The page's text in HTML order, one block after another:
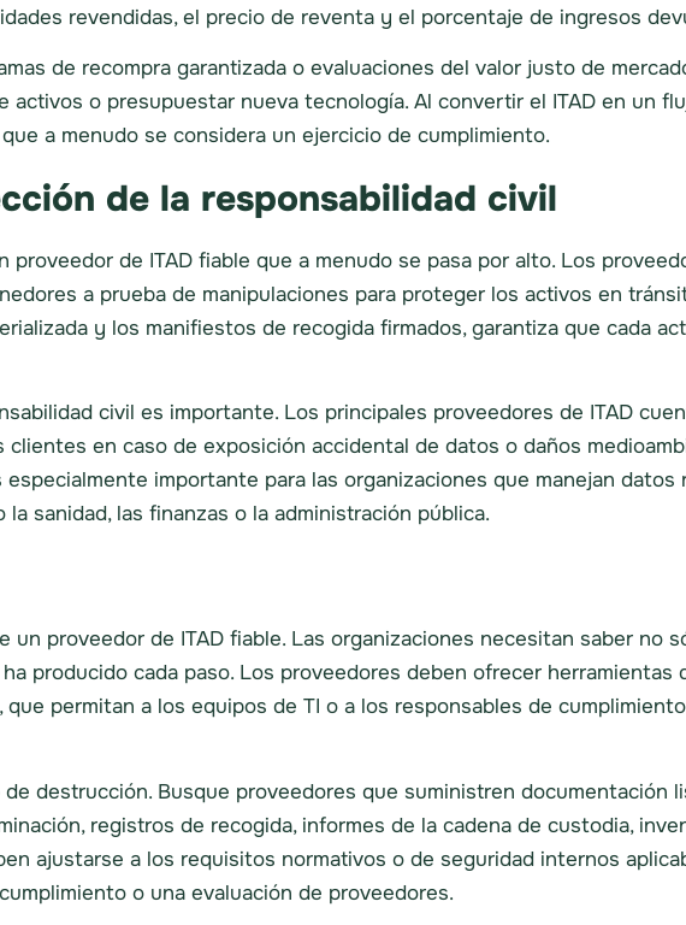
revendidas, el precio de reventa y el porcentaje de ingresos
de recompra garantizada o evaluaciones del valor justo de
o presupuestar nueva tecnología. Al convertir el ITAD en un
a menudo se considera un ejercicio de cumplimiento.
de la responsabilidad civil
de ITAD fiable que a menudo se pasa por alto. Los
a prueba de manipulaciones para proteger los activos en
y los manifiestos de recogida firmados, garantiza que cada
civil es importante. Los principales proveedores de ITAD
en caso de exposición accidental de datos o daños
importante para las organizaciones que manejan datos
sanidad, las finanzas o la administración pública.
proveedor de ITAD fiable. Las organizaciones necesitan saber no
producido cada paso. Los proveedores deben ofrecer herramientas
permitan a los equipos de TI o a los responsables de
destrucción. Busque proveedores que suministren documentación
registros de recogida, informes de la cadena de custodia,
ajustarse a los requisitos normativos o de seguridad internos
o una evaluación de proveedores.